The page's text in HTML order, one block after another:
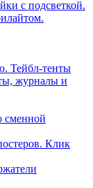
с подсветкой.
Тейбл-тенты
журналы и
сменной
Клик